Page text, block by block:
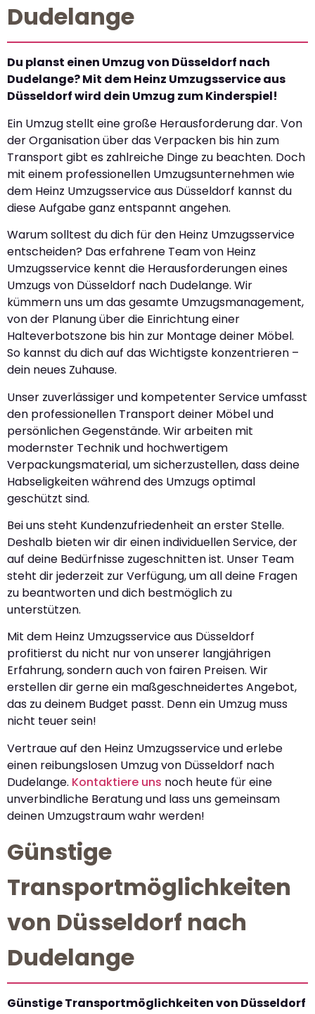
Dudelange
Du planst einen Umzug von Düsseldorf nach
Dudelange? Mit dem Heinz Umzugsservice aus
Düsseldorf wird dein Umzug zum Kinderspiel!
Ein Umzug stellt eine große Herausforderung dar. Von
der Organisation über das Verpacken bis hin zum
Transport gibt es zahlreiche Dinge zu beachten. Doch
mit einem professionellen Umzugsunternehmen wie
dem Heinz Umzugsservice aus Düsseldorf kannst du
diese Aufgabe ganz entspannt angehen.
Warum solltest du dich für den Heinz Umzugsservice
entscheiden? Das erfahrene Team von Heinz
Umzugsservice kennt die Herausforderungen eines
Umzugs von Düsseldorf nach Dudelange. Wir
kümmern uns um das gesamte Umzugsmanagement,
von der Planung über die Einrichtung einer
Halteverbotszone bis hin zur Montage deiner Möbel.
So kannst du dich auf das Wichtigste konzentrieren –
dein neues Zuhause.
Unser zuverlässiger und kompetenter Service umfasst
den professionellen Transport deiner Möbel und
persönlichen Gegenstände. Wir arbeiten mit
modernster Technik und hochwertigem
Verpackungsmaterial, um sicherzustellen, dass deine
Habseligkeiten während des Umzugs optimal
geschützt sind.
Bei uns steht Kundenzufriedenheit an erster Stelle.
Deshalb bieten wir dir einen individuellen Service, der
auf deine Bedürfnisse zugeschnitten ist. Unser Team
steht dir jederzeit zur Verfügung, um all deine Fragen
zu beantworten und dich bestmöglich zu
unterstützen.
Mit dem Heinz Umzugsservice aus Düsseldorf
profitierst du nicht nur von unserer langjährigen
Erfahrung, sondern auch von fairen Preisen. Wir
erstellen dir gerne ein maßgeschneidertes Angebot,
das zu deinem Budget passt. Denn ein Umzug muss
nicht teuer sein!
Vertraue auf den Heinz Umzugsservice und erlebe
einen reibungslosen Umzug von Düsseldorf nach
Dudelange. Kontaktiere uns noch heute für eine
unverbindliche Beratung und lass uns gemeinsam
deinen Umzugstraum wahr werden!
Günstige
Transportmöglichkeiten
von Düsseldorf nach
Dudelange
Günstige Transportmöglichkeiten von Düsseldorf